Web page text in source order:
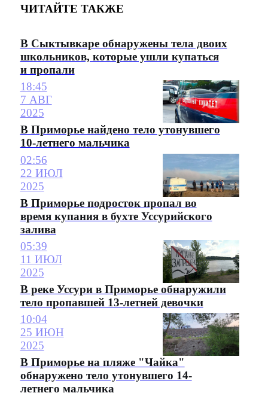
ЧИТАЙТЕ ТАКЖЕ
В Сыктывкаре обнаружены тела двоих
школьников, которые ушли купаться
и пропали
18:45
7 АВГ
2025
В Приморье найдено тело утонувшего
10-летнего мальчика
02:56
22 ИЮЛ
2025
В Приморье подросток пропал во
время купания в бухте Уссурийского
залива
05:39
11 ИЮЛ
2025
В реке Уссури в Приморье обнаружили
тело пропавшей 13-летней девочки
10:04
25 ИЮН
2025
В Приморье на пляже "Чайка"
обнаружено тело утонувшего 14-
летнего мальчика